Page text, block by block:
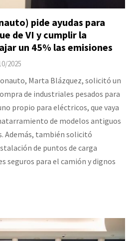
pide ayudas para
de VI y cumplir la
un 45% las emisiones
2025
Marta Blázquez, solicitó un
de industriales pesados para
propio para eléctricos, que vaya
de modelos antiguos
Además, también solicitó
de puntos de carga
seguros para el camión y dignos